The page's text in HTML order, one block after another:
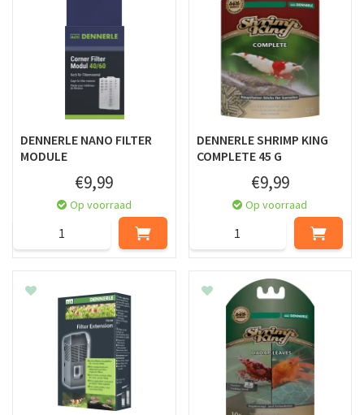
DENNERLE NANO FILTER
MODULE
€9,99
Op voorraad
DENNERLE SHRIMP KING
COMPLETE 45 G
€9,99
Op voorraad